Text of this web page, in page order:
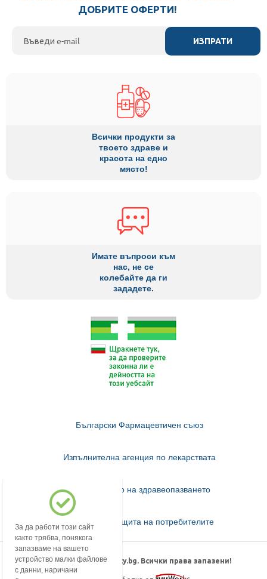
ДОБРИТЕ ОФЕРТИ!
ИЗПРАТИ
Всички продукти за
твоето здраве и
красота на едно
място!
Имате въпроси към
нас, не се
колебайте да ги
зададете.
Български Фармацевтичен съюз
Изпълнителна агенция по лекарствата
Министерство на здравеопазването
Комисия за защита на потребителите
© 2018-2026 mypharmacy.bg. Всички права запазени!
За да работи този сайт
както трябва, понякога
запазваме на вашето
устройство малки файлове
с данни, наричани